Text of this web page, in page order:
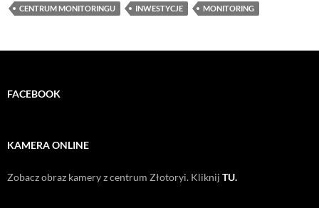
CENTRUM MONITORINGU INWESTYCJE MONITORING
FACEBOOK
KAMERA ONLINE
Zobacz obraz kamery z centrum Złotoryi. Kliknij TU.